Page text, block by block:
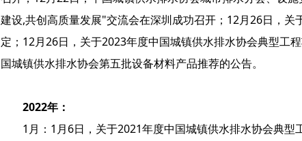
建设,共创高质量发展"交流会在深圳成功召开；12月26日，
定；12月26日，关于2023年度中国城镇供水排水协会典型工
国城镇供水排水协会第五批设备材料产品推荐的公告。
2022年：
1月：1月6日，关于2021年度中国城镇供水排水协会典